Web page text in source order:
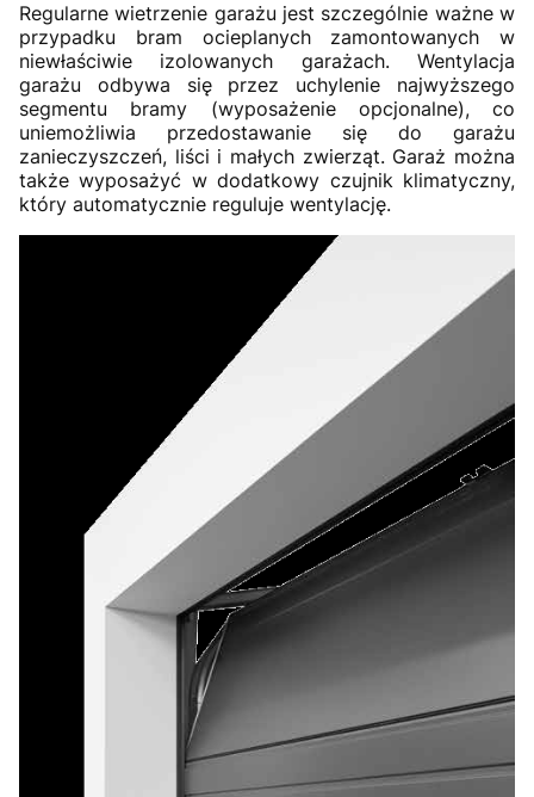
Regularne wietrzenie garażu jest szczególnie ważne w
przypadku bram ocieplanych zamontowanych w
niewłaściwie izolowanych garażach. Wentylacja
garażu odbywa się przez uchylenie najwyższego
segmentu bramy (wyposażenie opcjonalne), co
uniemożliwia przedostawanie się do garażu
zanieczyszczeń, liści i małych zwierząt. Garaż można
także wyposażyć w dodatkowy czujnik klimatyczny,
który automatycznie reguluje wentylację.